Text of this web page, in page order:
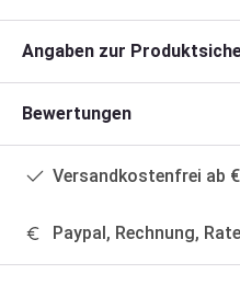
Angaben zur
Bewertungen
Versandkostenfrei ab
Paypal, Rechnung,